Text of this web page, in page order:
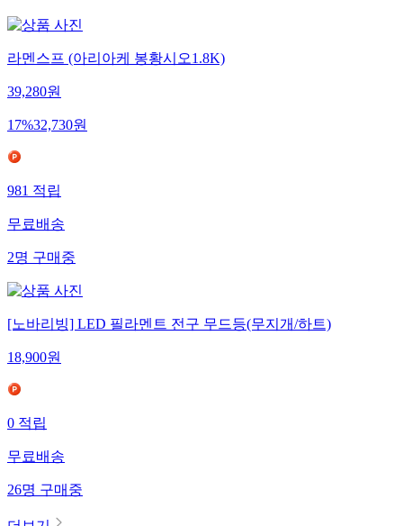
라멘스프 (아리아케 봉황시오1.8K)
39,280원
17%32,730원
981적립
무료배송
2명구매중
[노바리빙] LED 필라멘트 전구 무드등(무지개/하트)
18,900원
0적립
무료배송
26명구매중